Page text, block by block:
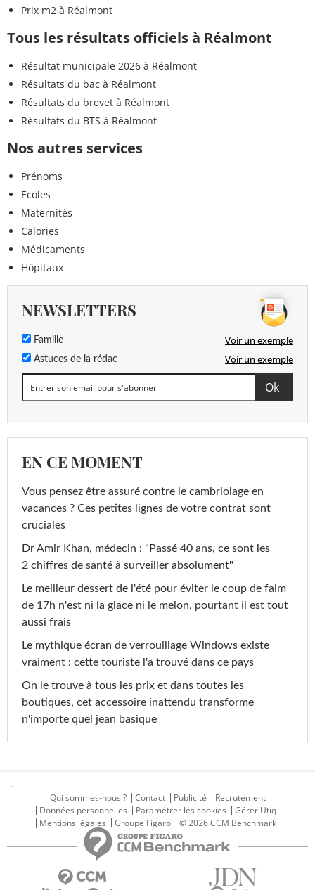
Prix m2 à Réalmont
Tous les résultats officiels à Réalmont
Résultat municipale 2026 à Réalmont
Résultats du bac à Réalmont
Résultats du brevet à Réalmont
Résultats du BTS à Réalmont
Nos autres services
Prénoms
Ecoles
Maternités
Calories
Médicaments
Hôpitaux
NEWSLETTERS
Famille Voir un exemple
Astuces de la rédac Voir un exemple
EN CE MOMENT
Vous pensez être assuré contre le cambriolage en
vacances ? Ces petites lignes de votre contrat sont
cruciales
Dr Amir Khan, médecin : "Passé 40 ans, ce sont les
2 chiffres de santé à surveiller absolument"
Le meilleur dessert de l'été pour éviter le coup de faim
de 17h n'est ni la glace ni le melon, pourtant il est tout
aussi frais
Le mythique écran de verrouillage Windows existe
vraiment : cette touriste l'a trouvé dans ce pays
On le trouve à tous les prix et dans toutes les
boutiques, cet accessoire inattendu transforme
n'importe quel jean basique
...
Qui sommes-nous ?
Contact Publicité
Recrutement
Données personnelles
Paramétrer les cookies
Gérer Utiq
Mentions légales
Groupe Figaro © 2026 CCM Benchmark